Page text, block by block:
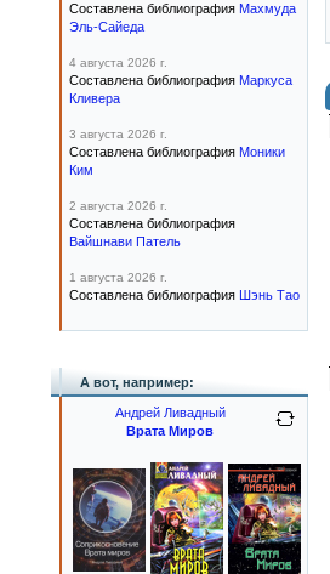
Составлена библиография Махмуда
Эль-Сайеда
4 августа 2026 г.
Составлена библиография Маркуса
Кливера
3 августа 2026 г.
Составлена библиография Моники
Ким
2 августа 2026 г.
Составлена библиография
Вайшнави Патель
1 августа 2026 г.
Составлена библиография Шэнь Тао
А вот, например:
Андрей Ливадный
Врата Миров